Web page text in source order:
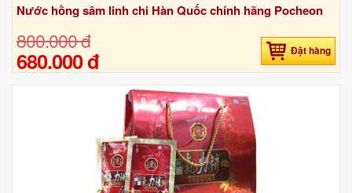
Nước hồng sâm linh chi Hàn Quốc chính hãng Pocheon
800.000 đ
680.000 đ Đặt hàng